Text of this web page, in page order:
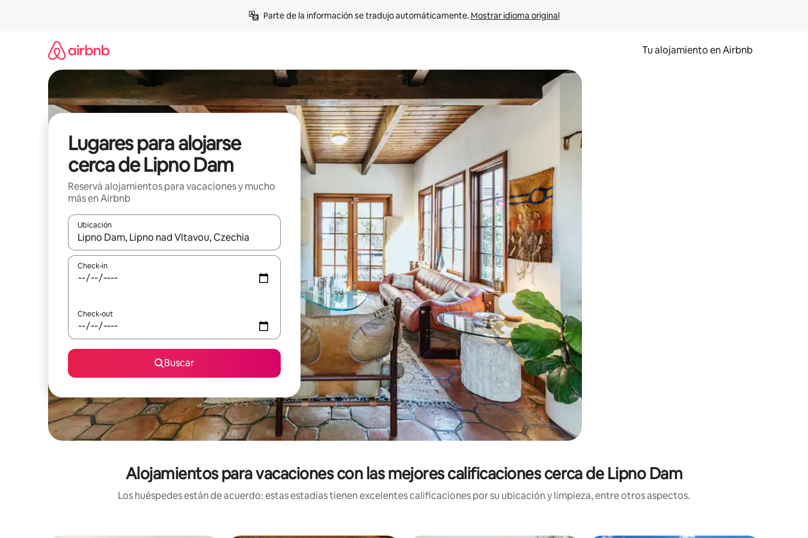
Parte de la información se tradujo automáticamente. Mostrar idioma original
Tu alojamiento en Airbnb
Lugares para alojarse
cerca de Lipno Dam
Reservá alojamientos para vacaciones y mucho
más en Airbnb
Ubicación
Cuando los resultados estén disponibles, navegá con las teclas de flecha hacia arriba y hacia abajo o explorá deslizando el dedo.
Check-in
Check-out
Buscar
Alojamientos para vacaciones con las mejores calificaciones cerca de Lipno Dam
Los huéspedes están de acuerdo: estas estadías tienen excelentes calificaciones por su ubicación y limpieza, entre otros aspectos.